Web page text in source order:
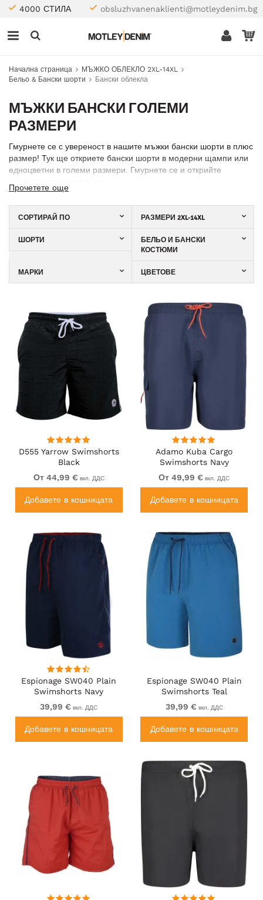
4000 СТИЛА obsluzhvanenaklienti@motleydenim.bg
Начална страница
МЪЖКО ОБЛЕКЛО 2XL-14XL
Бельо & Бански шорти
Бански облекла
МЪЖКИ БАНСКИ ГОЛЕМИ
РАЗМЕРИ
Гмурнете се с увереност в нашите мъжки бански шорти в плюс
размер! Тук ще откриете бански шорти в модерни щампи или
едноцветни в големи размери. Гмурнете се и открийте
Прочетете още
СОРТИРАЙ ПО РАЗМЕРИ 2XL-14XL
ШОРТИ
БЕЛЬО И БАНСКИ
КОСТЮМИ
МАРКИ ЦВЕТОВЕ
D555 Yarrow Swimshorts
Black
От 44,99 € вкл. ДДС
Добавете в кошницата
Adamo Kuba Cargo
Swimshorts Navy
От 49,99 € вкл. ДДС
Добавете в кошницата
Espionage SW040 Plain
Swimshorts Navy
39,99 € вкл. ДДС
Добавете в кошницата
Espionage SW040 Plain
Swimshorts Teal
39,99 € вкл. ДДС
Добавете в кошницата